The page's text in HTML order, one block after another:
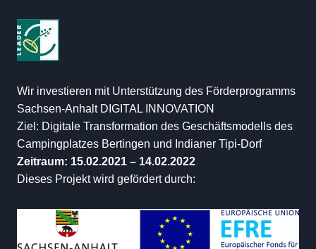
Wir investieren mit Unterstützung des Förderprogramms
Sachsen-Anhalt DIGITAL INNOVATION
Ziel: Digitale Transformation des Geschäftsmodells des
Campingplatzes Bertingen und Indianer Tipi-Dorf
Zeitraum: 15.02.2021 – 14.02.2022
Dieses Projekt wird gefördert durch: